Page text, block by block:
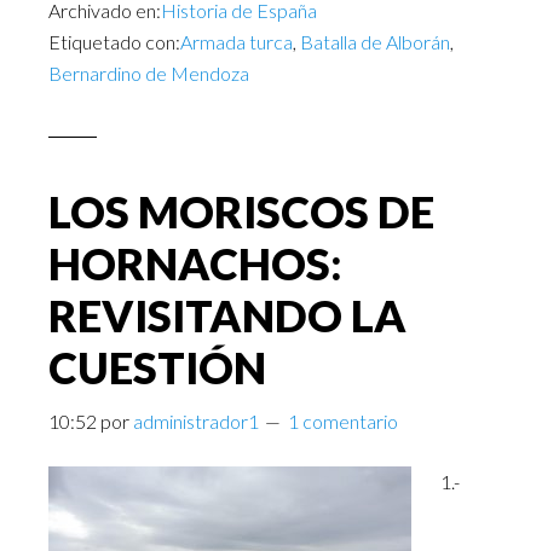
Archivado en:Historia de España
Etiquetado con:Armada turca, Batalla de Alborán,
Bernardino de Mendoza
LOS MORISCOS DE
HORNACHOS:
REVISITANDO LA
CUESTIÓN
10:52 por administrador1 1 comentario
1.-